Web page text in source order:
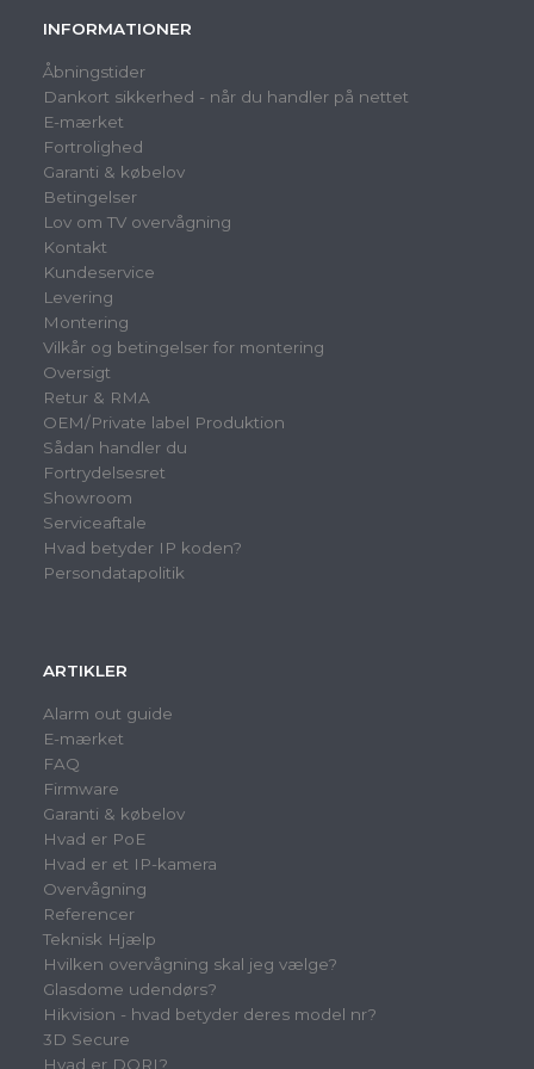
INFORMATIONER
Åbningstider
Dankort sikkerhed - når du handler på nettet
E-mærket
Fortrolighed
Garanti & købelov
Betingelser
Lov om TV overvågning
Kontakt
Kundeservice
Levering
Montering
Vilkår og betingelser for montering
Oversigt
Retur & RMA
OEM/Private label Produktion
Sådan handler du
Fortrydelsesret
Showroom
Serviceaftale
Hvad betyder IP koden?
Persondatapolitik
ARTIKLER
Alarm out guide
E-mærket
FAQ
Firmware
Garanti & købelov
Hvad er PoE
Hvad er et IP-kamera
Overvågning
Referencer
Teknisk Hjælp
Hvilken overvågning skal jeg vælge?
Glasdome udendørs?
Hikvision - hvad betyder deres model nr?
3D Secure
Hvad er DORI?